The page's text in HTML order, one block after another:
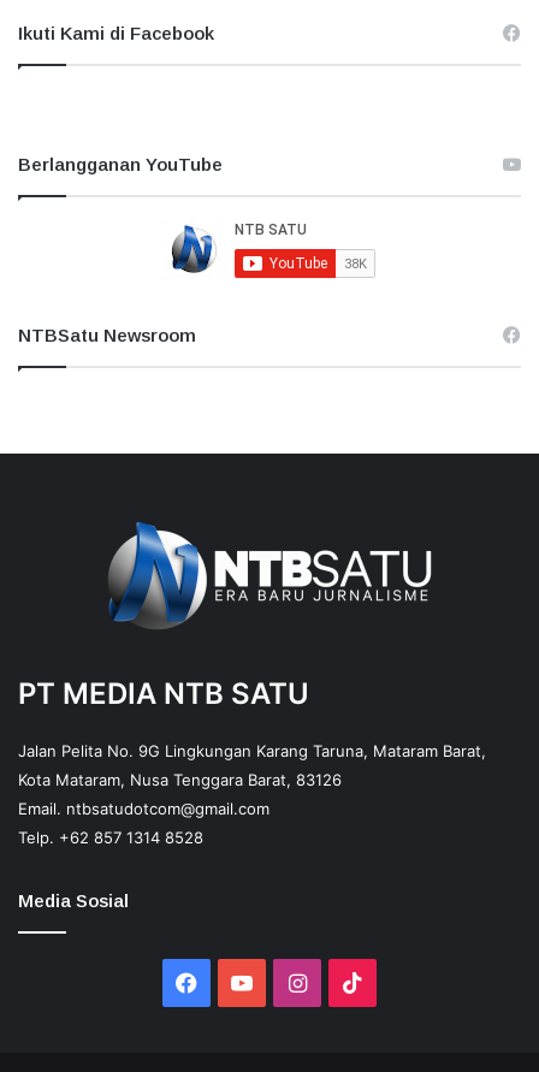
Ikuti Kami di Facebook
Berlangganan YouTube
NTBSatu Newsroom
PT MEDIA NTB SATU
Jalan Pelita No. 9G Lingkungan Karang Taruna, Mataram Barat,
Kota Mataram, Nusa Tenggara Barat, 83126
Email. ntbsatudotcom@gmail.com
Telp. +62 857 1314 8528
Media Sosial
Facebook
YouTubeInstagram